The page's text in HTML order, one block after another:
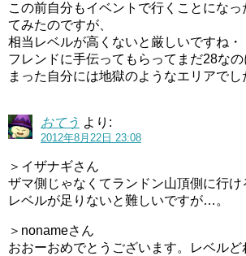
この前自分もイベントで行くことになっ
てみたのですが、
相当レベルが高くないと厳しいですね・
フレンドに手伝ってもらってまだ28な
まった自分には地獄のようなエリアでし
おてう より:
2012年8月22日 23:08
＞イザナギさん
ザマ側じゃなくてランドン山頂側に行け
レベルが足りないと難しいですが…。
＞nonameさん
おおーおめでとうございます。レベル